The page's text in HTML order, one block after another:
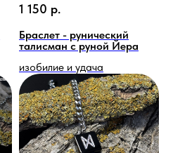
1 150 р.
Браслет - рунический
талисман с руной Йера
изобилие и удача